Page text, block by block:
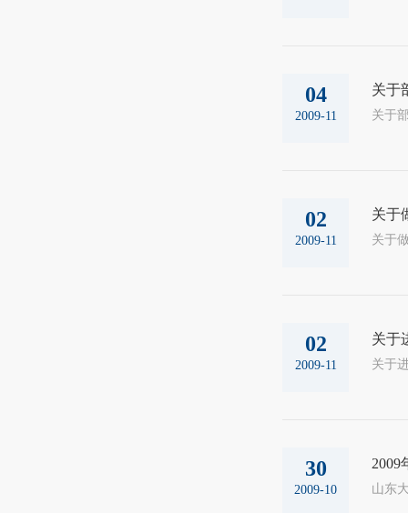
04
2009-11
关于
02
2009-11
关于
02
2009-11
关于
30
2009-10
2009
山东